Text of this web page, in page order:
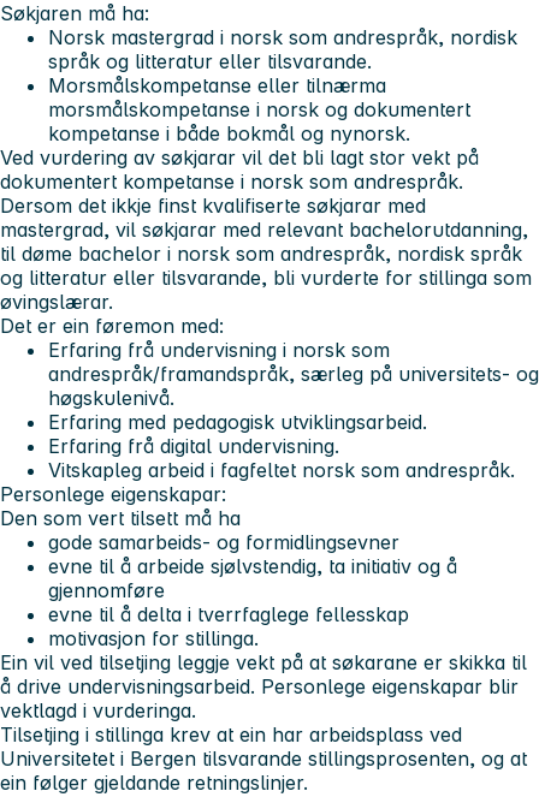
Søkjaren må ha:
Norsk mastergrad i norsk som andrespråk, nordisk
språk og litteratur eller tilsvarande.
Morsmålskompetanse eller tilnærma
morsmålskompetanse i norsk og dokumentert
kompetanse i både bokmål og nynorsk.
Ved vurdering av søkjarar vil det bli lagt stor vekt på
dokumentert kompetanse i norsk som andrespråk.
Dersom det ikkje finst kvalifiserte søkjarar med
mastergrad, vil søkjarar med relevant bachelorutdanning,
til døme bachelor i norsk som andrespråk, nordisk språk
og litteratur eller tilsvarande, bli vurderte for stillinga som
øvingslærar.
Det er ein føremon med:
Erfaring frå undervisning i norsk som
andrespråk/framandspråk, særleg på universitets- og
høgskulenivå.
Erfaring med pedagogisk utviklingsarbeid.
Erfaring frå digital undervisning.
Vitskapleg arbeid i fagfeltet norsk som andrespråk.
Personlege eigenskapar:
Den som vert tilsett må ha
gode samarbeids- og formidlingsevner
evne til å arbeide sjølvstendig, ta initiativ og å
gjennomføre
evne til å delta i tverrfaglege fellesskap
motivasjon for stillinga.
Ein vil ved tilsetjing leggje vekt på at søkarane er skikka til
å drive undervisningsarbeid. Personlege eigenskapar blir
vektlagd i vurderinga.
Tilsetjing i stillinga krev at ein har arbeidsplass ved
Universitetet i Bergen tilsvarande stillingsprosenten, og at
ein følger gjeldande retningslinjer.